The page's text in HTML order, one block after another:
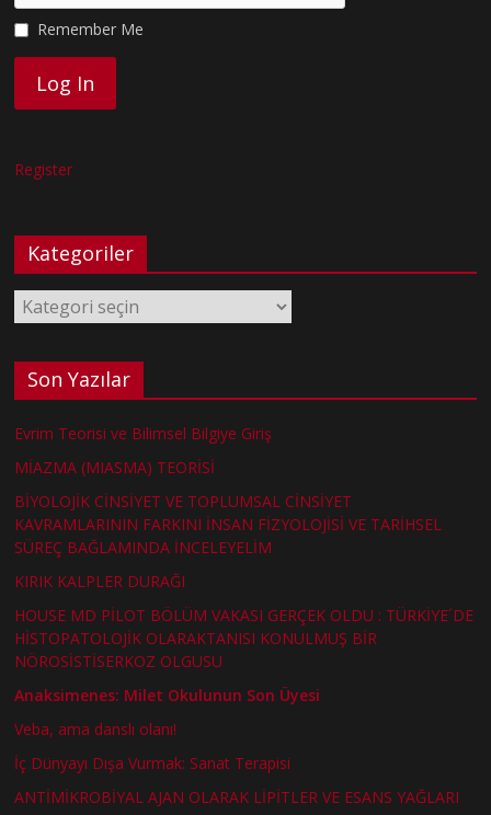
Remember Me
Register
Kategoriler
Kategoriler
Son Yazılar
Evrim Teorisi ve Bilimsel Bilgiye Giriş
MİAZMA (MIASMA) TEORİSİ
BİYOLOJİK CİNSİYET VE TOPLUMSAL CİNSİYET
KAVRAMLARININ FARKINI İNSAN FİZYOLOJİSİ VE TARİHSEL
SÜREÇ BAĞLAMINDA İNCELEYELİM
KIRIK KALPLER DURAĞI
HOUSE MD PİLOT BÖLÜM VAKASI GERÇEK OLDU : TÜRKİYE´DE
HİSTOPATOLOJİK OLARAKTANISI KONULMUŞ BİR
NÖROSİSTİSERKOZ OLGUSU
Anaksimenes: Milet Okulunun Son Üyesi
Veba, ama danslı olanı!
İç Dünyayı Dışa Vurmak: Sanat Terapisi
ANTİMİKROBİYAL AJAN OLARAK LİPİTLER VE ESANS YAĞLARI